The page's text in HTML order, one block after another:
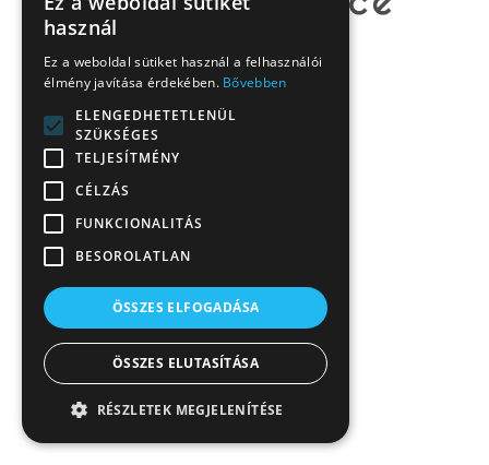
használ
Ez a weboldal sütiket használ a felhasználói
élmény javítása érdekében. Bővebben
ELENGEDHETETLENÜL
SZÜKSÉGES
TELJESÍTMÉNY
CÉLZÁS
FUNKCIONALITÁS
BESOROLATLAN
ÖSSZES ELFOGADÁSA
ÖSSZES ELUTASÍTÁSA
RÉSZLETEK MEGJELENÍTÉSE